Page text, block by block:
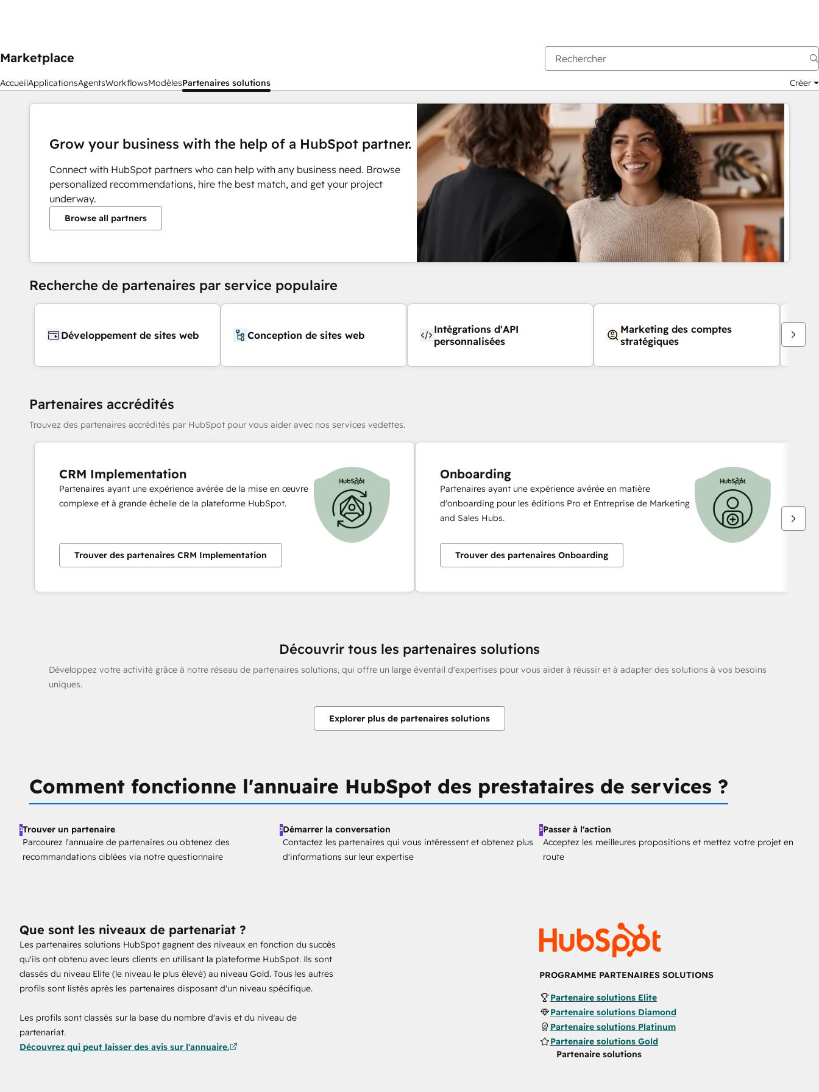
Marketplace
AccueilApplicationsAgentsWorkflowsModèlesPartenaires solutions Créer
Grow your business with the help of a HubSpot partner.
Connect with HubSpot partners who can help with any business need. Browse
personalized recommendations, hire the best match, and get your project
underway.
Browse all partners
Recherche de partenaires par service populaire
Développement de sites web Conception de sites web
Intégrations d'API
personnalisées
Marketing des comptes
stratégiques
Partenaires accrédités
Trouvez des partenaires accrédités par HubSpot pour vous aider avec nos services vedettes.
CRM Implementation
Partenaires ayant une expérience avérée de la mise en œuvre
complexe et à grande échelle de la plateforme HubSpot.
Trouver des partenaires CRM Implementation
Onboarding
Partenaires ayant une expérience avérée en matière
d'onboarding pour les éditions Pro et Entreprise de Marketing
and Sales Hubs.
Trouver des partenaires Onboarding
Découvrir tous les partenaires solutions
Développez votre activité grâce à notre réseau de partenaires solutions, qui offre un large éventail d'expertises pour vous aider à réussir et à adapter des solutions à vos besoins
uniques.
Explorer plus de partenaires solutions
Comment fonctionne l'annuaire HubSpot des prestataires de services ?
1Trouver un partenaire
Parcourez l'annuaire de partenaires ou obtenez des
recommandations ciblées via notre questionnaire
2Démarrer la conversation
Contactez les partenaires qui vous intéressent et obtenez plus
d'informations sur leur expertise
3Passer à l'action
Acceptez les meilleures propositions et mettez votre projet en
route
Que sont les niveaux de partenariat ?
Les partenaires solutions HubSpot gagnent des niveaux en fonction du succès
qu'ils ont obtenu avec leurs clients en utilisant la plateforme HubSpot. Ils sont
classés du niveau Elite (le niveau le plus élevé) au niveau Gold. Tous les autres
profils sont listés après les partenaires disposant d'un niveau spécifique.
Les profils sont classés sur la base du nombre d'avis et du niveau de
partenariat.
Découvrez qui peut laisser des avis sur l'annuaire.
PROGRAMME PARTENAIRES SOLUTIONS
Partenaire solutions Elite
Partenaire solutions Diamond
Partenaire solutions Platinum
Partenaire solutions Gold
Partenaire solutions